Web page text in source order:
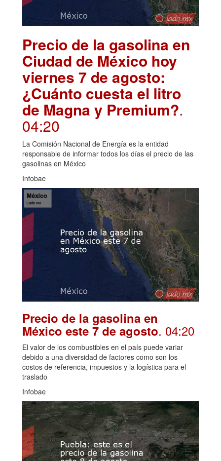
Precio de la gasolina en
Ciudad de México hoy
viernes 7 de agosto:
¿Cuánto cuesta el litro
de Magna y Premium?.
04:20
La Comisión Nacional de Energía es la entidad
responsable de informar todos los días el precio de las
gasolinas en México
Infobae
Precio de la gasolina en
México este 7 de agosto. 04:20
El valor de los combustibles en el país puede variar
debido a una diversidad de factores como son los
costos de referencia, impuestos y la logística para el
traslado
Infobae